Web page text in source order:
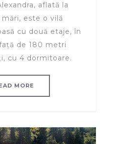
aflată la
mări, este o vilă
cu două etaje, în
de 180 metri
cu 4 dormitoare.
MORE